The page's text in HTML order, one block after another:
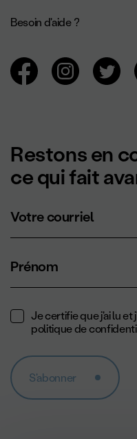
Besoin d'aide ?
Navigation des
Restons en
ce qui fait
Votre courriel
Prénom
Je certifie que j'ai lu et
politique de
S'abonner